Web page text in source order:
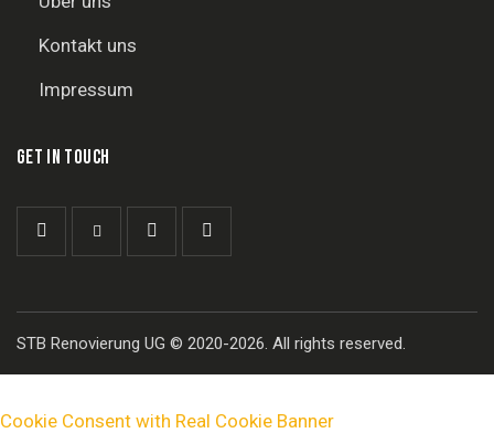
Kontakt uns
Impressum
GET IN TOUCH
STB Renovierung UG © 2020-2026. All rights reserved.
Cookie Consent with Real Cookie Banner